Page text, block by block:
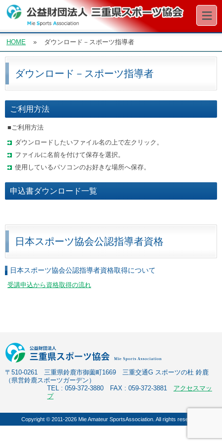
≡
HOME » ダウンロード－スポーツ指導者
ダウンロード－スポーツ指導者
ご利用方法
■ご利用方法
ダウンロードしたいファイル名の上で左クリック。
ファイルに名前を付けて保存を選択。
使用しているパソコンのお好きな場所へ保存。
申込書ダウンロード一覧
日本スポーツ協会公認指導者資格
日本スポーツ協会公認指導者資格取得について
受講申込から資格取得の流れ
〒510-0261 三重県鈴鹿市御薗町1669 三重交通G スポーツの杜 鈴鹿
（県営鈴鹿スポーツガーデン）
TEL : 059-372-3880 FAX : 059-372-3881 アクセスマッ
プ
Copyright © 2011-2026 Mie Amateur SportsAssociation. All rights reserved.